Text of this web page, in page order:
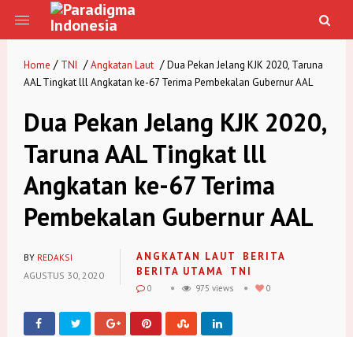
Home / TNI / Angkatan Laut / Dua Pekan Jelang KJK 2020, Taruna
AAL Tingkat lll Angkatan ke-67 Terima Pembekalan Gubernur AAL
Dua Pekan Jelang KJK 2020,
Taruna AAL Tingkat lll
Angkatan ke-67 Terima
Pembekalan Gubernur AAL
BY REDAKSI
AGUSTUS 30, 2020
ANGKATAN LAUT
BERITA
BERITA UTAMA
TNI
0 975 views 0